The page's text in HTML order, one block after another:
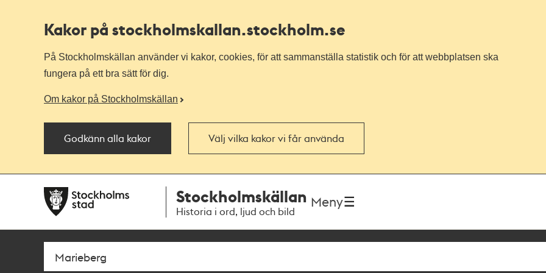
Kakor på stockholmskallan.stockholm.se
På Stockholmskällan använder vi kakor, cookies, för att sammanställa statistik och för att webbplatsen ska
fungera på ett bra sätt för dig.
Om kakor på Stockholmskällan
Godkänn alla kakor Välj vilka kakor vi får använda
navigationen
huvudinnehållet
Stockholmskällan
Historia i ord, ljud och bild
Meny
Sök